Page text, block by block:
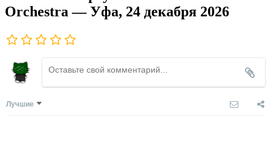
Orchestra — Уфа, 24 декабря 2026
Лучшие